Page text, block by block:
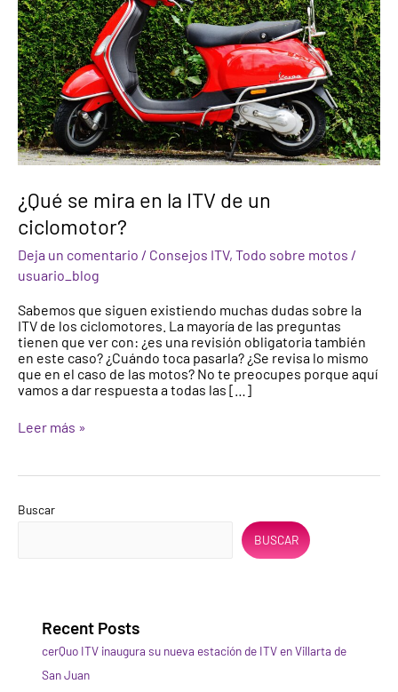
¿Qué se mira en la ITV de un
ciclomotor?
Deja un comentario / Consejos ITV, Todo sobre motos /
usuario_blog
Sabemos que siguen existiendo muchas dudas sobre la
ITV de los ciclomotores. La mayoría de las preguntas
tienen que ver con: ¿es una revisión obligatoria también
en este caso? ¿Cuándo toca pasarla? ¿Se revisa lo mismo
que en el caso de las motos? No te preocupes porque aquí
vamos a dar respuesta a todas las […]
de
un
ciclomotor?
Leer más »
Buscar
BUSCAR
Recent Posts
cerQuo ITV inaugura su nueva estación de ITV en Villarta de
San Juan